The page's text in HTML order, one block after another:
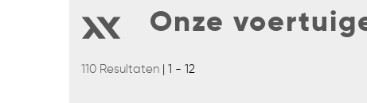
Onze
110 Resultaten | 1 - 12